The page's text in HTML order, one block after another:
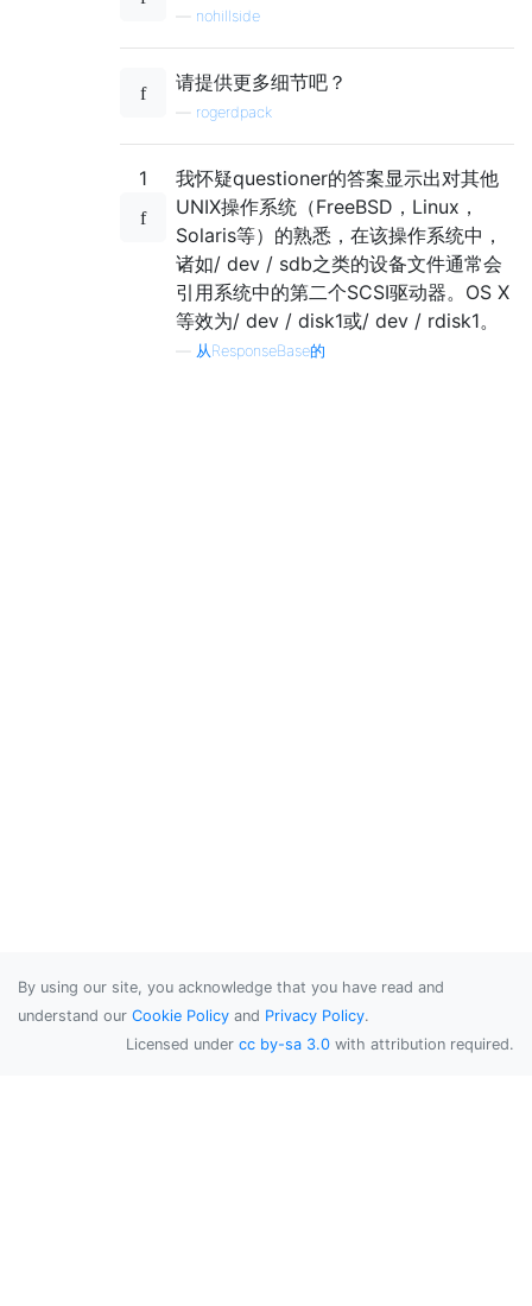
nohillside
请提供更多细节吧？
rogerdpack
1
我怀疑questioner的答案显示出对其他
UNIX操作系统（FreeBSD，Linux，
Solaris等）的熟悉，在该操作系统中，
诸如/ dev / sdb之类的设备文件通常会
引用系统中的第二个SCSI驱动器。OS X
等效为/ dev / disk1或/ dev / rdisk1。
从ResponseBase的
By using our site, you acknowledge that you have read and
understand our Cookie Policy and Privacy Policy.
Licensed under cc by-sa 3.0 with attribution required.